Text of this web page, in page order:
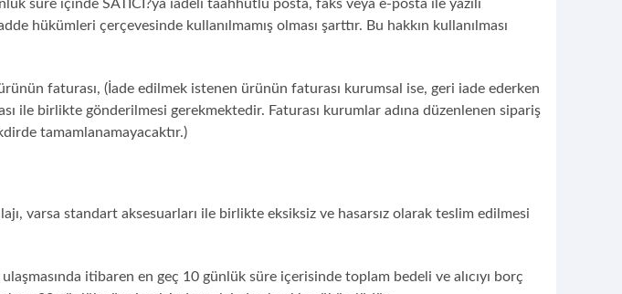
süre içinde SATICI?ya iadeli taahhütlü posta, faks veya e-posta ile yazılı
hükümleri çerçevesinde kullanılmamış olması şarttır. Bu hakkın kullanılması
faturası, (İade edilmek istenen ürünün faturası kurumsal ise, geri iade ederken
ile birlikte gönderilmesi gerekmektedir. Faturası kurumlar adına düzenlenen sipariş
tamamlanamayacaktır.)
varsa standart aksesuarları ile birlikte eksiksiz ve hasarsız olarak teslim edilmesi
itibaren en geç 10 günlük süre içerisinde toplam bedeli ve alıcıyı borç